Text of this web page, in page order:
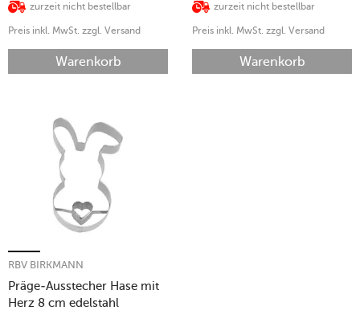
zurzeit nicht bestellbar
Preis inkl. MwSt. zzgl. Versand
Warenkorb
zurzeit nicht bestellbar
Preis inkl. MwSt. zzgl. Versand
Warenkorb
Präge-Ausstecher Hase mit
Herz 8 cm edelstahl
RBV BIRKMANN